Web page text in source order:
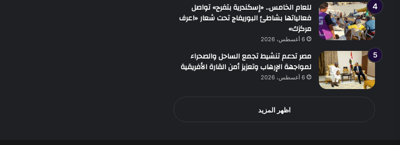
للعام الخامس.. «إسكندرية بتفرح» تواصل
فعالياتها بشاطئ البوريفاج تحت شعار «اعرف
مركزك»
6 أغسطس، 2026
مصر تدعم تنشيط تجمع الساحل والصحراء
لمواجهة الإرهاب وتعزيز أمن القارة الأفريقية
6 أغسطس، 2026
اظهر المزيد